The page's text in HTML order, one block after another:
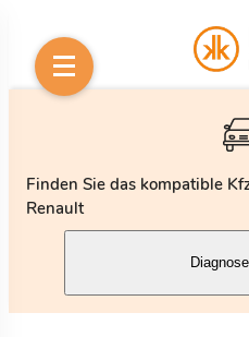
Finden Sie das kompatible
Renault